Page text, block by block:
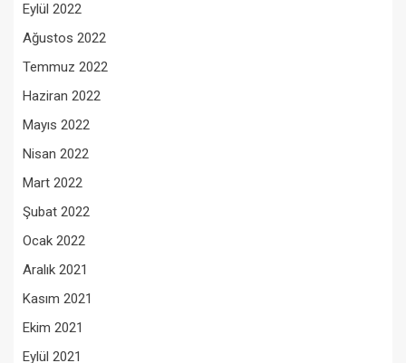
Eylül 2022
Ağustos 2022
Temmuz 2022
Haziran 2022
Mayıs 2022
Nisan 2022
Mart 2022
Şubat 2022
Ocak 2022
Aralık 2021
Kasım 2021
Ekim 2021
Eylül 2021